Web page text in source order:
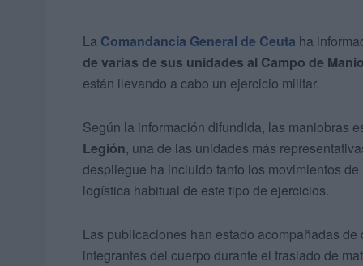
La Comandancia General de Ceuta ha
de varias de sus unidades al Campo de
están llevando a cabo un ejercicio militar.
Según la información difundida, las maniobras
Legión, una de las unidades más
despliegue ha incluido tanto los movimientos
logística habitual de este tipo de ejercicios.
Las publicaciones han estado acompañadas
integrantes del cuerpo durante el traslado de